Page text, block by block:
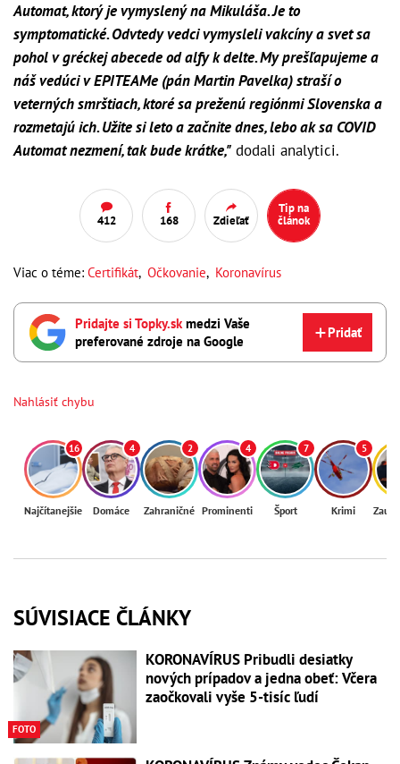
Automat, ktorý je vymyslený na Mikuláša. Je to
symptomatické. Odvtedy vedci vymysleli vakcíny a svet sa
pohol v gréckej abecede od alfy k delte. My prešľapujeme a
náš vedúci v EPITEAMe (pán Martin Pavelka) straší o
veterných smrštiach, ktoré sa preženú regiónmi Slovenska a
rozmetajú ich. Užite si leto a začnite dnes, lebo ak sa COVID
Automat nezmení, tak bude krátke," dodali analytici.
412 168 Zdieľať
Tip na
článok
Viac o téme: Certifikát, Očkovanie, Koronavírus
Pridajte si Topky.sk medzi Vaše
preferované zdroje na Google
Pridať
Nahlásiť chybu
16
Najčítanejšie
4
Domáce
2
Zahraničné
4
Prominenti
7
Šport
5
Krimi
SÚVISIACE ČLÁNKY
FOTO
KORONAVÍRUS Pribudli desiatky
nových prípadov a jedna obeť: Včera
zaočkovali vyše 5-tisíc ľudí